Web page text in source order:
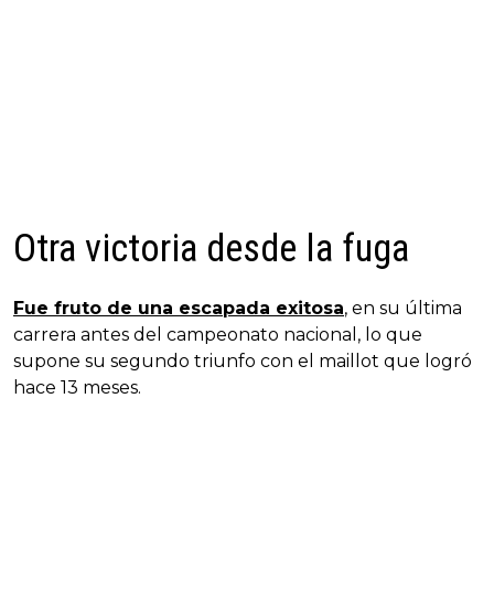
Otra victoria desde la fuga
Fue fruto de una escapada exitosa, en su última
carrera antes del campeonato nacional, lo que
supone su segundo triunfo con el maillot que logró
hace 13 meses.